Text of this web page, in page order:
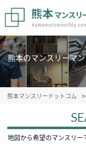
熊本のマンスリーマ
熊本マンスリードットコム
地図から希望のマンスリ